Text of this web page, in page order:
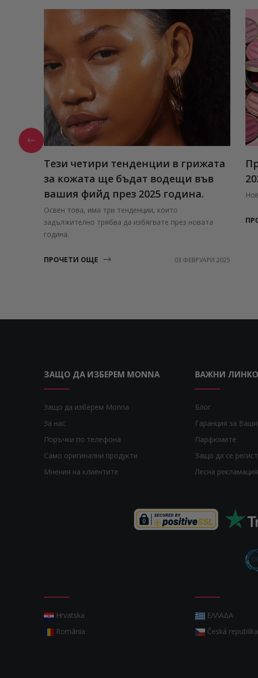
Тези четири тенденции в грижата
за кожата ще бъдат водещи във
вашия фийд през 2025 година.
Освен това, има три тенденции, които
задължително трябва да избягвате през новата
година.
ПРОЧЕТИ ОЩЕ 03 ФЕВРУАРИ 2025
ЗАЩО ДА ИЗБЕРЕМ MONNA
Защо да изберем Monna
За нас
Поръчки по телефона
Само оригинални продукти
Мнения на клиентите
ВАЖНИ
Блог
Гаранция за
Парфюмите
Защо да се
Лесна рекламация
Hrvatska
România
ΕΛΛΑΔΑ
Česká republika